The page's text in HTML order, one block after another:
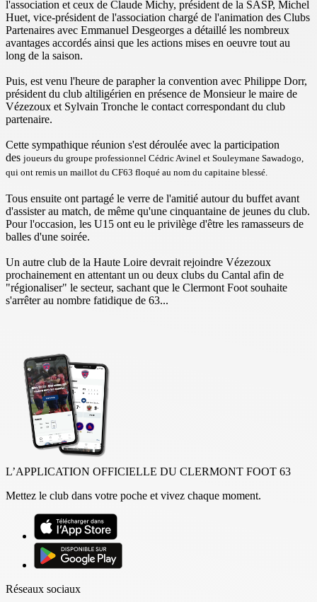
l'association et ceux de Claude Michy, président de la SASP, Michel
Huet, vice-président de l'association chargé de l'animation des Clubs
Partenaires avec Emmanuel Desgeorges a détaillé les nombreux
avantages accordés ainsi que les actions mises en oeuvre tout au
long de la saison.
Puis, est venu l'heure de parapher la convention avec Philippe Dorr,
président du club altiligérien en présence de Monsieur le maire de
Vézezoux et Sylvain Tronche le contact correspondant du club
partenaire.
Cette sympathique réunion s'est déroulée avec la participation
des joueurs du groupe professionnel Cédric Avinel et Souleymane Sawadogo,
qui ont remis un maillot du CF63 floqué au nom du capitaine blessé.
Tous ensuite ont partagé le verre de l'amitié autour du buffet avant
d'assister au match, de même qu'une cinquantaine de jeunes du club.
Pour l'occasion, les U15 ont eu le privilège d'être les ramasseurs de
balles d'une soirée.
Un autre club de la Haute Loire devrait rejoindre Vézezoux
prochainement en attentant un ou deux clubs du Cantal afin de
"régionaliser" le secteur, sachant que le Clermont Foot souhaite
s'arrêter au nombre fatidique de 63...
L’APPLICATION OFFICIELLE DU CLERMONT FOOT 63
Mettez le club dans votre poche et vivez chaque moment.
Réseaux sociaux